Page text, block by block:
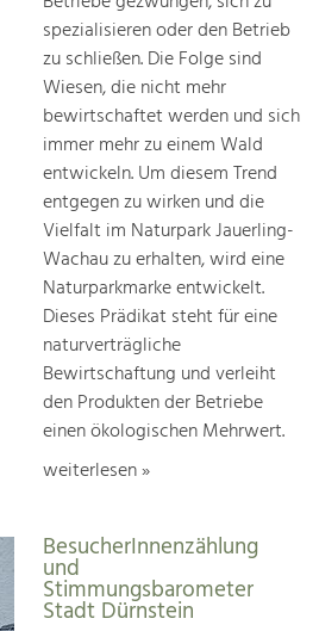
spezialisieren oder den Betrieb
zu schließen. Die Folge sind
Wiesen, die nicht mehr
bewirtschaftet werden und sich
immer mehr zu einem Wald
entwickeln. Um diesem Trend
entgegen zu wirken und die
Vielfalt im Naturpark Jauerling-
Wachau zu erhalten, wird eine
Naturparkmarke entwickelt.
Dieses Prädikat steht für eine
naturverträgliche
Bewirtschaftung und verleiht
den Produkten der Betriebe
einen ökologischen Mehrwert.
weiterlesen »
BesucherInnenzählung
und
Stimmungsbarometer
Stadt Dürnstein